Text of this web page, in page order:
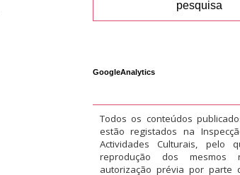
GoogleAnalytics
Todos os conteúdos
estão registados na
Actividades Culturais, pelo
reprodução dos mesmos
autorização prévia por parte